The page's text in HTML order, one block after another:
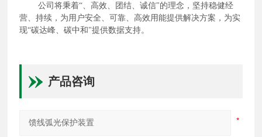
公司将秉着“、高效、团结、诚信"的理念， 坚持稳健经
营、持续，为用户安全、可靠、高效用能提供解决方案， 为实
现“碳达峰、碳中和"提供数据支持。
产品咨询